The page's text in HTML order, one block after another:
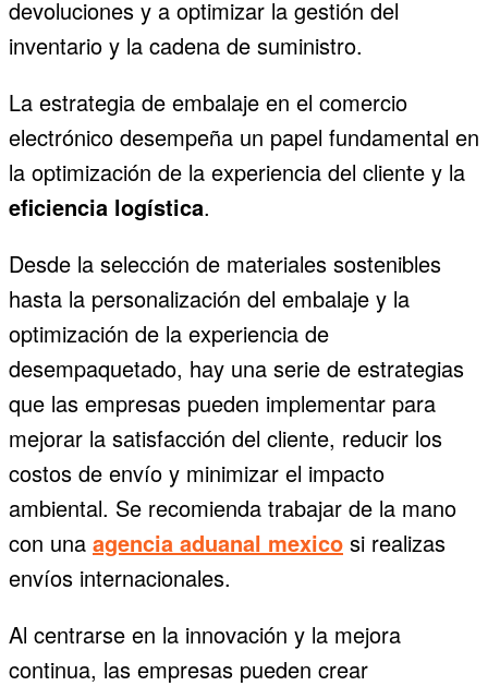
devoluciones y a optimizar la gestión del
inventario y la cadena de suministro.
La estrategia de embalaje en el comercio
electrónico desempeña un papel fundamental en
la optimización de la experiencia del cliente y la
eficiencia logística.
Desde la selección de materiales sostenibles
hasta la personalización del embalaje y la
optimización de la experiencia de
desempaquetado, hay una serie de estrategias
que las empresas pueden implementar para
mejorar la satisfacción del cliente, reducir los
costos de envío y minimizar el impacto
ambiental. Se recomienda trabajar de la mano
con una agencia aduanal mexico si realizas
envíos internacionales.
Al centrarse en la innovación y la mejora
continua, las empresas pueden crear